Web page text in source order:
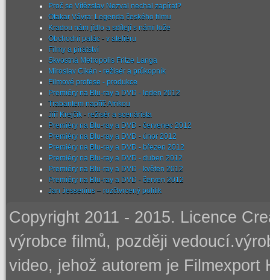
Proč se Vítězslav Nezval nechal zapírat?
Otakar Vávra: Legenda českého filmu
Kradou nám jídlo a sdílejí s námi lože
Obchodní palác - v ateliéru
Filmy a pirátství
Skvostná Metropolis Fritze Langa
Miroslav Cikán - režisér a průkopník
Filmové profese - produkce
Premiéry na Blu-ray a DVD - leden 2012
Trabantem napříč Afrikou
Jiří Krejčík - režisér a scenárista
Premiéry na Blu-ray a DVD - červenec 2012
Premiéry na Blu-ray a DVD - únor 2012
Premiéry na Blu-ray a DVD - březen 2012
Premiéry na Blu-ray a DVD - duben 2012
Premiéry na Blu-ray a DVD - květen 2012
Premiéry na Blu-ray a DVD - červen 2012
Jan Jessenius – rozčtvrcený politik
Copyright 2011 - 2015. Licence
výrobce filmů, později
video, jehož autorem je Filmexport